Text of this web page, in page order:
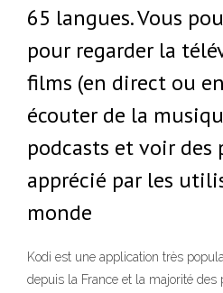
65 langues. Vous
pour regarder la
films (en direct ou
écouter de la
podcasts et voir des
apprécié par les
monde
Kodi est une application très
depuis la France et la majorité